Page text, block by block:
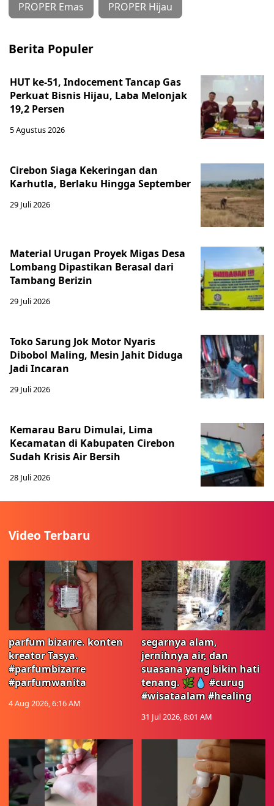
PROPER Emas PROPER Hijau
Berita Populer
HUT ke-51, Indocement Tancap Gas
Perkuat Bisnis Hijau, Laba Melonjak
19,2 Persen
5 Agustus 2026
Cirebon Siaga Kekeringan dan
Karhutla, Berlaku Hingga September
29 Juli 2026
Material Urugan Proyek Migas Desa
Lombang Dipastikan Berasal dari
Tambang Berizin
29 Juli 2026
Toko Sarung Jok Motor Nyaris
Dibobol Maling, Mesin Jahit Diduga
Jadi Incaran
29 Juli 2026
Kemarau Baru Dimulai, Lima
Kecamatan di Kabupaten Cirebon
Sudah Krisis Air Bersih
28 Juli 2026
Video Terbaru
parfum bizarre. konten
kreator Tasya.
#parfumbizarre
#parfumwanita
4 Aug 2026, 6:16 AM
segarnya alam,
jernihnya air, dan
suasana yang bikin hati
tenang. 🌿💧 #curug
#wisataalam #healing
31 Jul 2026, 8:01 AM